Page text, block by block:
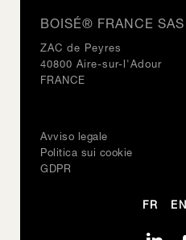
BOISÉ® FRANCE SAS
ZAC de Peyres
40800 Aire-sur-l'Adour
FRANCE
Avviso legale
Politica sui cookie
GDPR
FR EN